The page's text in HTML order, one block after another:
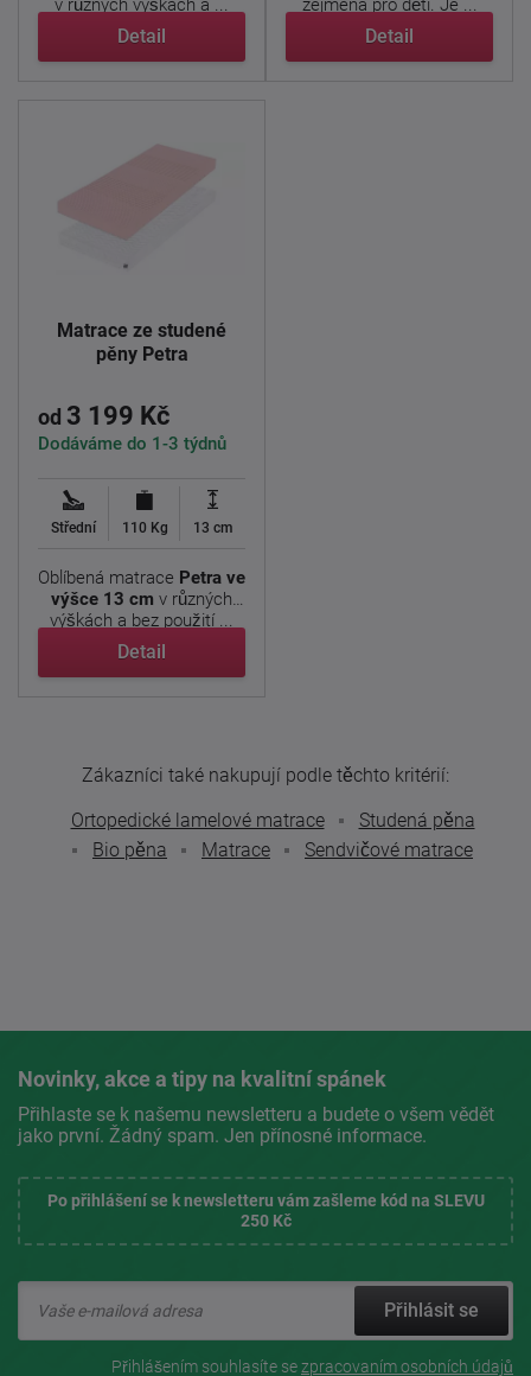
v různých výškách a ...
Detail
zejména pro děti. Je ...
Detail
Matrace ze studené
pěny Petra
od 3 199 Kč
Dodáváme do 1-3 týdnů
Střední 110 Kg 13 cm
Oblíbená matrace Petra ve
výšce 13 cm v různých
výškách a bez použití ...
Detail
Zákazníci také nakupují podle těchto kritérií:
Ortopedické lamelové matrace
Studená pěna
Bio pěna
Matrace Sendvičové matrace
Novinky, akce a tipy na kvalitní spánek
Přihlaste se k našemu newsletteru a budete o všem vědět
jako první. Žádný spam. Jen přínosné informace.
Po přihlášení se k newsletteru vám zašleme kód na SLEVU
250 Kč
Přihlásit se
Přihlášením souhlasíte sezpracovaním osobních údajů